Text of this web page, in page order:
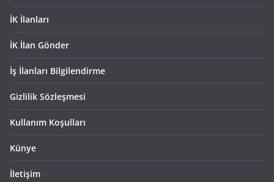
İK İlanları
İK İlan Gönder
İş İlanları Bilgilendirme
Gizlilik Sözleşmesi
Kullanım Koşulları
Künye
İletişim